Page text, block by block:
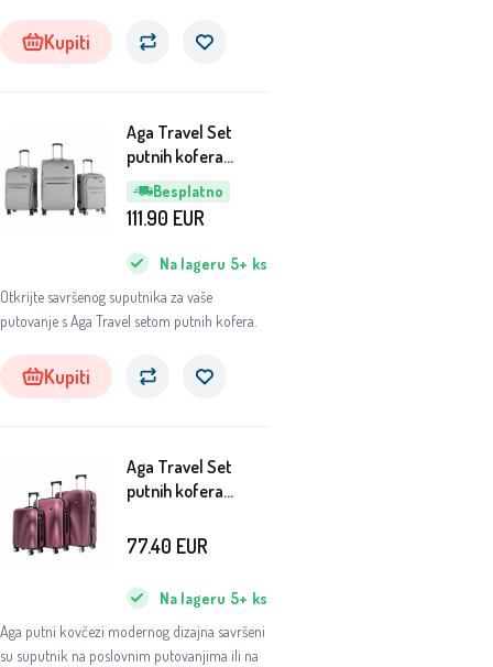
Kupiti
Besplatno
Aga Travel Set
putnih kofera
MR4676
Svijetlosiva
Otkrijte savršenog suputnika za vaše
putovanje s Aga Travel setom putnih kofera.
Na lageru 5+ ks
111.90 EUR
Kupiti
Aga Travel Set
putnih kofera
Tamnocrvena
Aga putni kovčezi modernog dizajna savršeni
su suputnik na poslovnim putovanjima ili na
Na lageru 5+ ks
77.40 EUR